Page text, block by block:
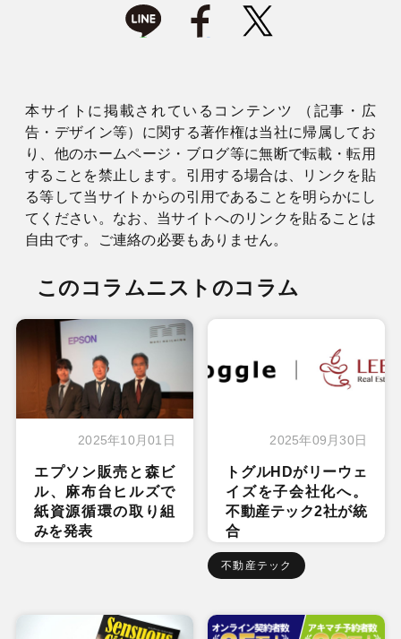
本サイトに掲載されているコンテンツ （記事・広
告・デザイン等）に関する著作権は当社に帰属してお
り、他のホームページ・ブログ等に無断で転載・転用
することを禁止します。引用する場合は、リンクを貼
る等して当サイトからの引用であることを明らかにし
てください。なお、当サイトへのリンクを貼ることは
自由です。ご連絡の必要もありません。
このコラムニストのコラム
2025年10月01日
エプソン販売と森ビ
ル、麻布台ヒルズで
紙資源循環の取り組
みを発表
2025年09月30日
トグルHDがリーウェ
イズを子会社化へ。
不動産テック2社が統
合
不動産テック